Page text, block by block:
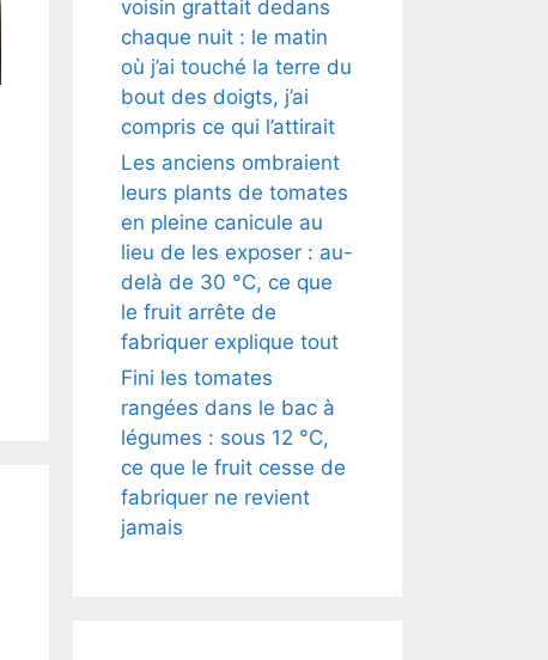
voisin grattait dedans
chaque nuit : le matin
où j’ai touché la terre du
bout des doigts, j’ai
compris ce qui l’attirait
Les anciens ombraient
leurs plants de tomates
en pleine canicule au
lieu de les exposer : au-
delà de 30 °C, ce que
le fruit arrête de
fabriquer explique tout
Fini les tomates
rangées dans le bac à
légumes : sous 12 °C,
ce que le fruit cesse de
fabriquer ne revient
jamais